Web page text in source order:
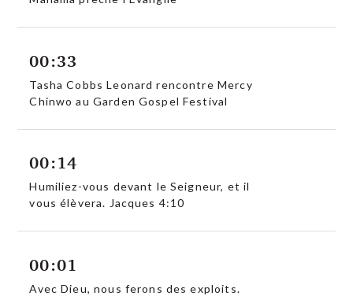
00:33
Tasha Cobbs Leonard rencontre Mercy
Chinwo au Garden Gospel Festival
00:14
Humiliez-vous devant le Seigneur, et il
vous élèvera. Jacques 4:10
00:01
Avec Dieu, nous ferons des exploits.